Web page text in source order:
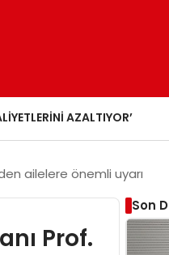
AZALTIYOR’
ailelere önemli uyarı
Prof.
Son